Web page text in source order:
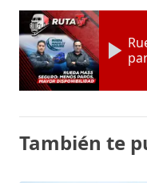
También te